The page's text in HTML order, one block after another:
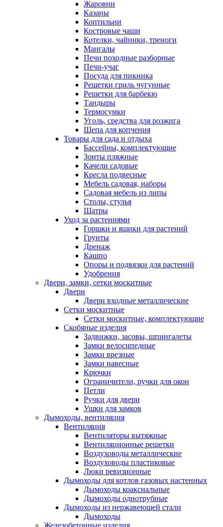
Жаровни
Казаны
Коптильни
Костровые чаши
Котелки, чайники, треноги
Мангалы
Печи походные разборные
Печи-учаг
Посуда для пикника
Решетки гриль чугунные
Решетки для барбекю
Тандыры
Термосумки
Уголь, средства для розжига
Щепа для копчения
Товары для сада и отдыха
Бассейны, комплектующие
Зонты пляжные
Качели садовые
Кресла подвесные
Мебель садовая, наборы
Садовая мебель из липы
Столы, стулья
Шатры
Уход за растениями
Горшки и ящики для растений
Грунты
Дренаж
Кашпо
Опоры и подвязки для растений
Удобрения
Двери, замки, сетки москитные
Двери
Двери входные металлические
Сетки москитные
Сетки москитные, комплектующие
Скобяные изделия
Задвижки, засовы, шпингалеты
Замки велосипедные
Замки врезные
Замки навесные
Крючки
Ограничители, ручки для окон
Петли
Ручки для двери
Ушки для замков
Дымоходы, вентиляция
Вентиляция
Вентиляторы вытяжные
Вентиляционные решетки
Воздуховоды металлические
Воздуховоды пластиковые
Люки ревизионные
Дымоходы для котлов газовых настенных
Дымоходы коаксиальные
Дымоходы однотрубные
Дымоходы из нержавеющей стали
Дымоходы
Железобетонные изделия